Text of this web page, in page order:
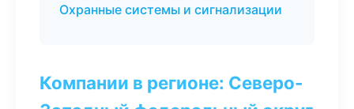
Охранные системы и сигнализации
Компании в регионе: Северо-